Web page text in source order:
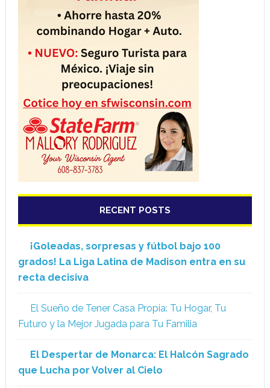
RECENT POSTS
¡Goleadas, sorpresas y fútbol bajo 100
grados! La Liga Latina de Madison entra en su
recta decisiva
El Sueño de Tener Casa Propia: Tu Hogar, Tu
Futuro y la Mejor Jugada para Tu Familia
El Despertar de Monarca: El Halcón Sagrado
que Lucha por Volver al Cielo